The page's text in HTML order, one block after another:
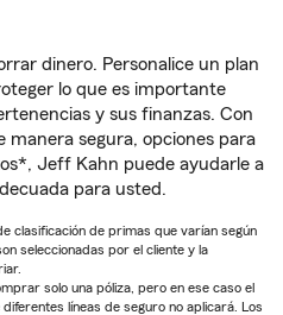
dinero. Personalice un plan
lo que es importante
y sus finanzas. Con
manera segura, opciones para
Jeff Kahn puede ayudarle a
para usted.
clasificación de primas que varían según
seleccionadas por el cliente y la
solo una póliza, pero en ese caso el
líneas de seguro no aplicará. Los